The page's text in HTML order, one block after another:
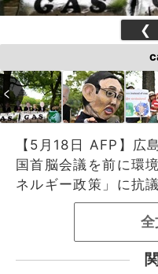
❮
【5月18日 AFP】広
国首脳会議を前に環
ネルギー政策」に抗
全